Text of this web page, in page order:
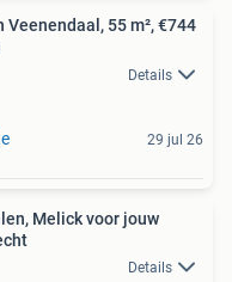
55 m², €744
Details
29 jul 26
Melick voor jouw
Details